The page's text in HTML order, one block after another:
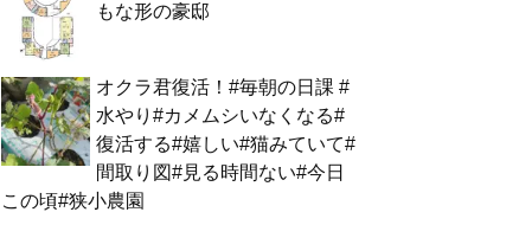
もな形の豪邸
オクラ君復活！#毎朝の日課 #
水やり#カメムシいなくなる#
復活する#嬉しい#猫みていて#
間取り図#見る時間ない#今日
この頃#狭小農園